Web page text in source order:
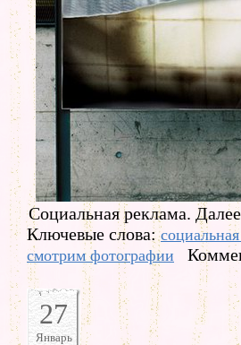
Социальная реклама.
Ключевые слова:
смотрим фотографии
27
Январь